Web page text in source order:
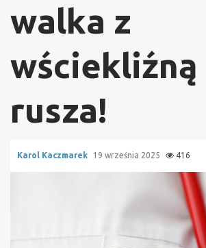
walka z
wściekliźną
rusza!
Karol Kaczmarek 19 września 2025 416